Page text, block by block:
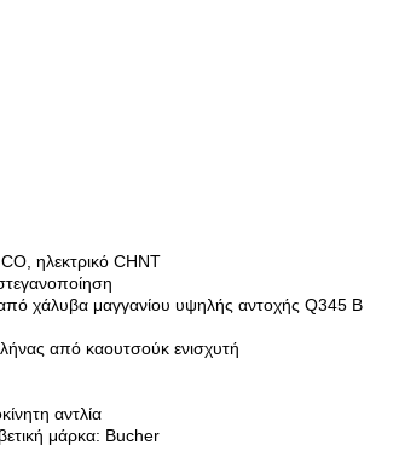
ηλεκτρικό CHNT
χάλυβα μαγγανίου υψηλής αντοχής Q345 B
από καουτσούκ ενισχυτή
αντλία
μάρκα: Bucher